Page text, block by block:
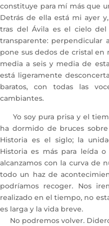
constituye para mí más que
Detrás de ella está mi ayer
tras del Ávila es el cielo
transparente: perpendicular
pone sus dedos de cristal
media a seis y media de
está ligeramente
baratos, con todas las
cambiantes.
Yo soy pura prisa y el
ha dormido de bruces
Historia es el siglo; la
Historia es más para leída
alcanzamos con la curva de
todo un haz de
podríamos recoger. Nos
realizado en el tiempo, no
es larga y la vida breve.
No podremos volver.